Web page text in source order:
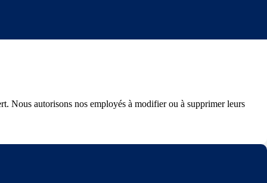
Nous autorisons nos employés à modifier ou à supprimer leurs